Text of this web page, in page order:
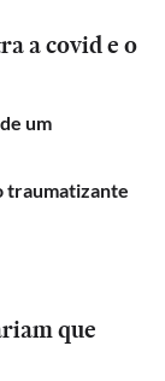
a covid e o
um
traumatizante
que